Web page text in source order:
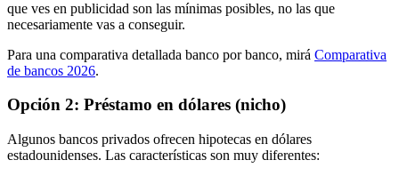
que ves en publicidad son las mínimas posibles, no las que
necesariamente vas a conseguir.
Para una comparativa detallada banco por banco, mirá Comparativa
de bancos 2026.
Opción 2: Préstamo en dólares (nicho)
Algunos bancos privados ofrecen hipotecas en dólares
estadounidenses. Las características son muy diferentes: